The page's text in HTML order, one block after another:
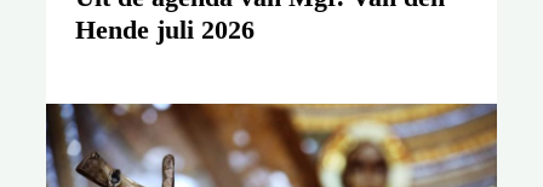
Hende juli 2026